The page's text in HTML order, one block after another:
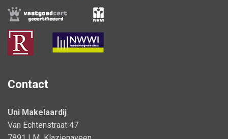
Contact
Uni Makelaardij
Van Echtenstraat 47